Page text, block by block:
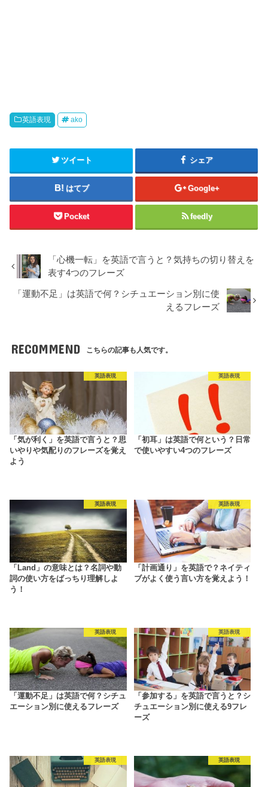
英語表現 ako
ツイート シェア
はてブ Google+
Pocket feedly
「心機一転」を英語で言うと？気持ちの切り替えを
表す4つのフレーズ
「運動不足」は英語で何？シチュエーション別に使
えるフレーズ
RECOMMEND こちらの記事も人気です。
英語表現
「気が利く」を英語で言うと？思
いやりや気配りのフレーズを覚え
よう
英語表現
「初耳」は英語で何という？日常
で使いやすい4つのフレーズ
英語表現
「Land」の意味とは？名詞や動
詞の使い方をばっちり理解しよ
う！
英語表現
「計画通り」を英語で？ネイティ
ブがよく使う言い方を覚えよう！
英語表現
「運動不足」は英語で何？シチュ
エーション別に使えるフレーズ
英語表現
「参加する」を英語で言うと？シ
チュエーション別に使える9フレ
ーズ
英語表現 英語表現